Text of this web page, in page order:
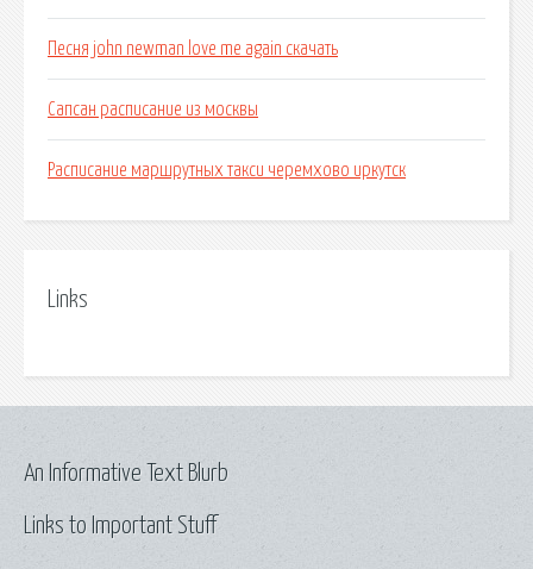
Песня john newman love me again скачать
Сапсан расписание из москвы
Расписание маршрутных такси черемхово иркутск
Links
Links to Important Stuff
An Informative Text Blurb